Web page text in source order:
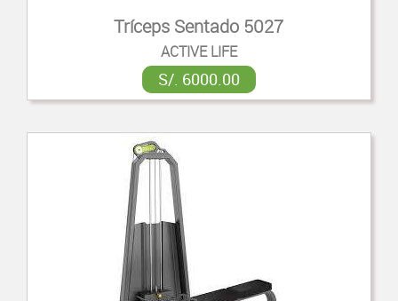
Tríceps Sentado 5027
ACTIVE LIFE
S/. 6000.00